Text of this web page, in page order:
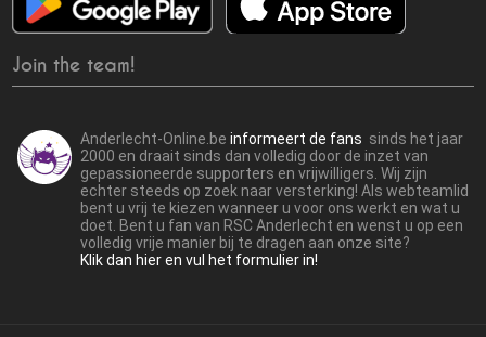
Join the team!
Anderlecht-Online.beinformeert de fans sinds het jaar
2000 en draait sinds dan volledig door de inzet van
gepassioneerde supporters en vrijwilligers. Wij zijn
echter steeds op zoek naar versterking! Als webteamlid
bent u vrij te kiezen wanneer u voor ons werkt en wat u
doet. Bent u fan van RSC Anderlecht en wenst u op een
volledig vrije manier bij te dragen aan onze site?
Klik dan hier en vul het formulier in!